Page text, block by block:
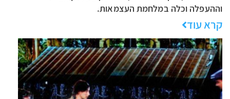
וההעפלה וכלה במלחמת העצמאות.
קרא עוד